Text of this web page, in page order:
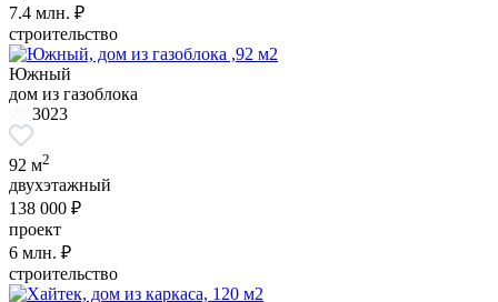
7.4 млн. ₽
строительство
Южный
дом из газоблока
3023
92 м2
двухэтажный
138 000 ₽
проект
6 млн. ₽
строительство